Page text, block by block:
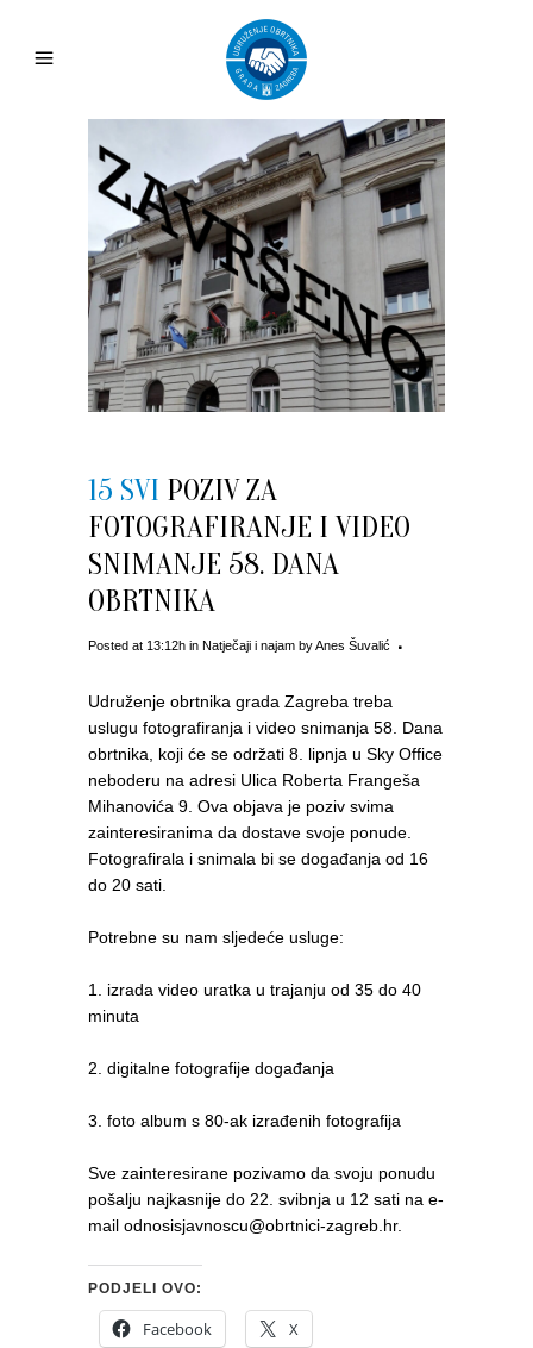
15 SVI POZIV ZA
FOTOGRAFIRANJE I VIDEO
SNIMANJE 58. DANA
OBRTNIKA
Posted at 13:12h in Natječaji i najam byAnes Šuvalić
Udruženje obrtnika grada Zagreba treba
uslugu fotografiranja i video snimanja 58. Dana
obrtnika, koji će se održati 8. lipnja u Sky Office
neboderu na adresi Ulica Roberta Frangeša
Mihanovića 9. Ova objava je poziv svima
zainteresiranima da dostave svoje ponude.
Fotografirala i snimala bi se događanja od 16
do 20 sati.
Potrebne su nam sljedeće usluge:
1. izrada video uratka u trajanju od 35 do 40
minuta
2. digitalne fotografije događanja
3. foto album s 80-ak izrađenih fotografija
Sve zainteresirane pozivamo da svoju ponudu
pošalju najkasnije do 22. svibnja u 12 sati na e-
mail odnosisjavnoscu@obrtnici-zagreb.hr.
PODJELI OVO:
Facebook X